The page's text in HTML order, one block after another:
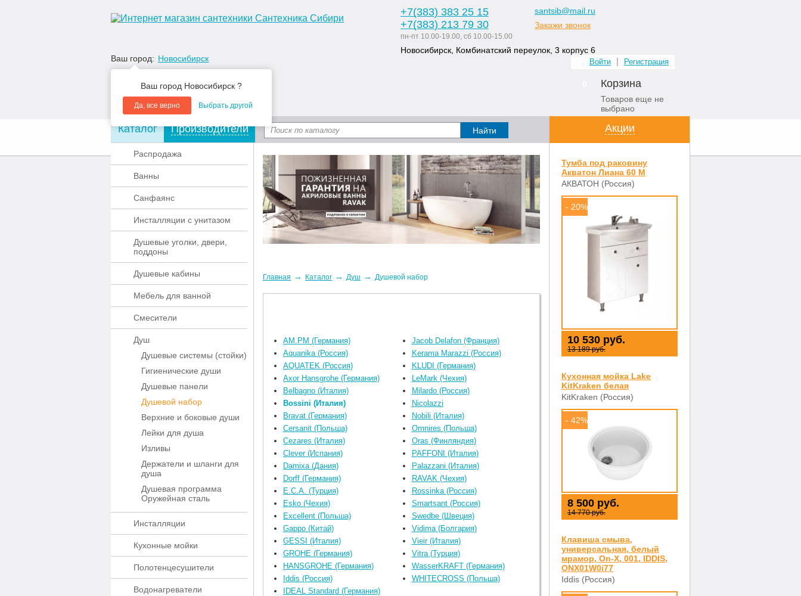
Ваш город: Новосибирск
Ваш город Новосибирск ?
Да, все верно Выбрать другой
+7(383) 383 25 15
+7(383) 213 79 30
пн-пт 10.00-19.00, сб 10.00-15.00
santsib@mail.ru
Закажи звонок
Новосибирск, Комбинатский переулок, 3 корпус 6
Войти Регистрация
Корзина
Товаров еще не
выбрано
О компании Акции Доставка и оплата Статьи Дизайн ванных комнат Контакты
Каталог Производители
Распродажа
Ванны
Санфаянс
Инсталляции с унитазом
Душевые уголки, двери,
поддоны
Душевые кабины
Мебель для ванной
Смесители
Душ
Душевые системы (стойки)
Гигиенические души
Душевые панели
Душевой набор
Верхние и боковые души
Лейки для душа
Изливы
Держатели и шланги для
душа
Душевая программа
Оружейная сталь
Инсталляции
Кухонные мойки
Полотенцесушители
Водонагреватели
Главная → Каталог → Душ → Душевой набор
AM.PM (Германия)
Aquanika (Россия)
AQUATEK (Россия)
Axor Hansgrohe (Германия)
Belbagno (Италия)
Bossini (Италия)
Bravat (Германия)
Cersanit (Польша)
Cezares (Италия)
Clever (Испания)
Damixa (Дания)
Dorff (Германия)
E.C.A. (Турция)
Esko (Чехия)
Excellent (Польша)
Gappo (Китай)
GESSI (Италия)
GROHE (Германия)
HANSGROHE (Германия)
Iddis (Россия)
IDEAL Standard (Германия)
Jacob Delafon (Франция)
Kerama Marazzi (Россия)
KLUDI (Германия)
LeMark (Чехия)
Milardo (Россия)
Nicolazzi
Nobili (Италия)
Omnires (Польша)
Oras (Финляндия)
PAFFONI (Италия)
Palazzani (Италия)
RAVAK (Чехия)
Rossinka (Россия)
Smartsant (Россия)
Swedbe (Швеция)
Vidima (Болгария)
Vieir (Италия)
Vitra (Турция)
WasserKRAFT (Германия)
WHITECROSS (Польша)
Акции
Тумба под раковину
Акватон Лиана 60 М
АКВАТОН (Россия)
- 20%
10 530 руб.
13 189 руб.
Кухонная мойка Lake
KitKraken белая
KitKraken (Россия)
- 42%
8 500 руб.
14 770 руб.
Клавиша смыва,
универсальная, белый
мрамор, On-X, 001, IDDIS,
ONX01W0i77
Iddis (Россия)